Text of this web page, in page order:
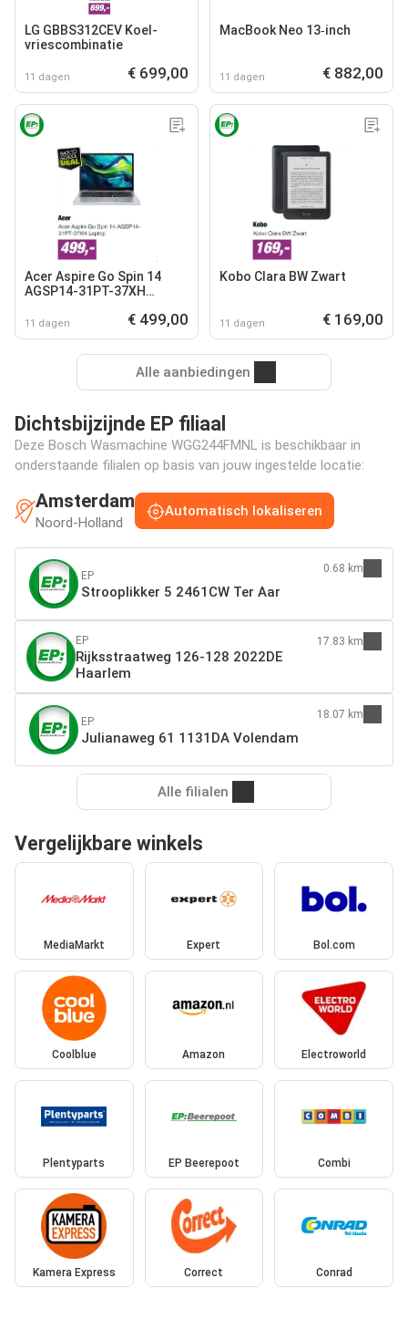
LG GBBS312CEV Koel-
vriescombinatie
11 dagen € 699,00
MacBook Neo 13‑inch
11 dagen € 882,00
Acer Aspire Go Spin 14
AGSP14-31PT-37XH
11 dagen € 499,00
Kobo Clara BW Zwart
11 dagen € 169,00
Alle aanbiedingen
Dichtsbijzijnde EP filiaal
Deze Bosch Wasmachine WGG244FMNL is beschikbaar in
onderstaande filialen op basis van jouw ingestelde locatie:
Amsterdam
Noord-Holland
Automatisch lokaliseren
EP
Strooplikker 5 2461CW Ter Aar
0.68 km
EP
Rijksstraatweg 126-128 2022DE
Haarlem
17.83 km
EP
Julianaweg 61 1131DA Volendam
18.07 km
Alle filialen
Vergelijkbare winkels
MediaMarkt Expert Bol.com
Coolblue Amazon Electroworld
Plentyparts EP Beerepoot Combi
Kamera Express Correct Conrad